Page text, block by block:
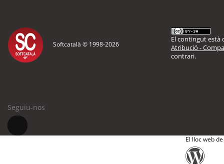
Softcatalà © 1998-2026
El contingut està
Atribució -
contrari.
Seguiu-nos
El lloc web